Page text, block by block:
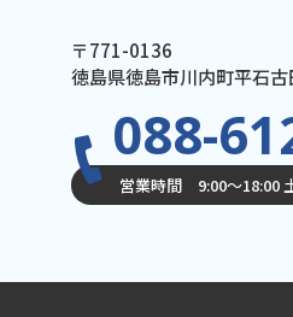
〒771-0136
徳島県徳島市川内町平石
088-
営業時間 9:00〜18:00